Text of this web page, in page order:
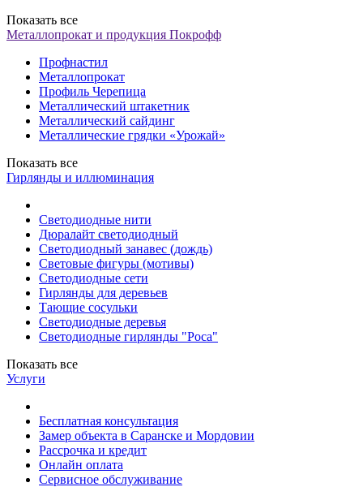
Показать все
Металлопрокат и продукция Покрофф
Профнастил
Металлопрокат
Профиль Черепица
Металлический штакетник
Металлический сайдинг
Металлические грядки «Урожай»
Показать все
Гирлянды и иллюминация
Светодиодные нити
Дюралайт светодиодный
Светодиодный занавес (дождь)
Световые фигуры (мотивы)
Светодиодные сети
Гирлянды для деревьев
Тающие сосульки
Светодиодные деревья
Светодиодные гирлянды "Роса"
Показать все
Услуги
Бесплатная консультация
Замер объекта в Саранске и Мордовии
Рассрочка и кредит
Онлайн оплата
Сервисное обслуживание